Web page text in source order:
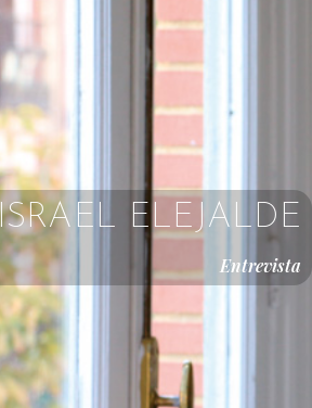
ELEJALDE
Entrevista